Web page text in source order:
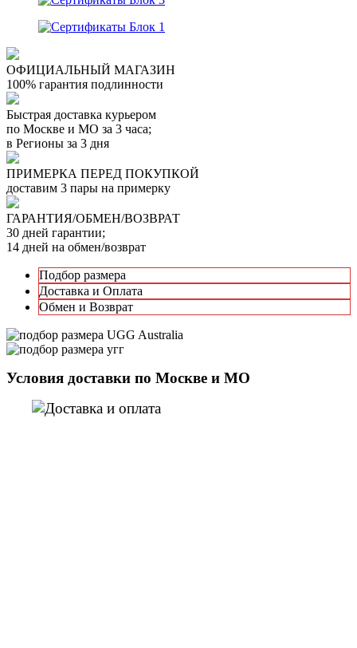
ОФИЦИАЛЬНЫЙ МАГАЗИН
100% гарантия подлинности
Быстрая доставка курьером
по Москве и МО за 3 часа;
в Регионы за 3 дня
ПРИМЕРКА ПЕРЕД ПОКУПКОЙ
доставим 3 пары на примерку
ГАРАНТИЯ/ОБМЕН/ВОЗВРАТ
30 дней гарантии;
14 дней на обмен/возврат
Подбор размера
Доставка и Оплата
Обмен и Возврат
Условия доставки по Москве и МО